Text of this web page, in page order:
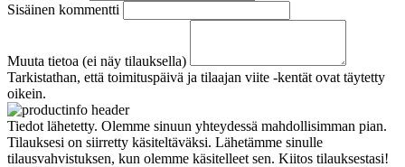
Sisäinen kommentti
Muuta tietoa (ei näy tilauksella)
Tarkistathan, että toimituspäivä ja tilaajan viite -kentät ovat täytetty
oikein.
Tiedot lähetetty. Olemme sinuun yhteydessä mahdollisimman pian.
Tilauksesi on siirretty käsiteltäväksi. Lähetämme sinulle
tilausvahvistuksen, kun olemme käsitelleet sen. Kiitos tilauksestasi!